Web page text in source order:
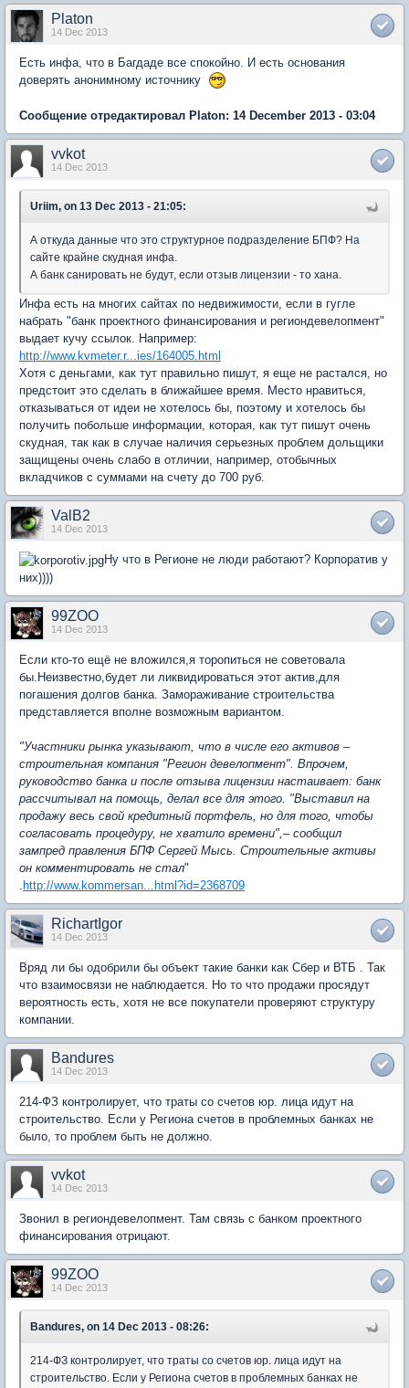
Platon
14 Dec 2013
Есть инфа, что в Багдаде все спокойно. И есть основания
доверять анонимному источнику
Сообщение отредактировал Platon: 14 December 2013 - 03:04
vvkot
14 Dec 2013
Uriim, on 13 Dec 2013 - 21:05:
А откуда данные что это структурное подразделение БПФ? На
сайте крайне скудная инфа.
А банк санировать не будут, если отзыв лицензии - то хана.
Инфа есть на многих сайтах по недвижимости, если в гугле
набрать "банк проектного финансирования и региондевелопмент"
выдает кучу ссылок. Например:
http://www.kvmeter.r...ies/164005.html
Хотя с деньгами, как тут правильно пишут, я еще не растался, но
предстоит это сделать в ближайшее время. Место нравиться,
отказываться от идеи не хотелось бы, поэтому и хотелось бы
получить побольше информации, которая, как тут пишут очень
скудная, так как в случае наличия серьезных проблем дольщики
защищены очень слабо в отличии, например, отобычных
вкладчиков с суммами на счету до 700 руб.
ValB2
14 Dec 2013
Ну что в Регионе не люди работают? Корпоратив у
них))))
99ZOO
14 Dec 2013
Если кто-то ещё не вложился,я торопиться не советовала
бы.Неизвестно,будет ли ликвидироваться этот актив,для
погашения долгов банка. Замораживание строительства
представляется вполне возможным вариантом.
"Участники рынка указывают, что в числе его активов –
строительная компания "Регион девелопмент". Впрочем,
руководство банка и после отзыва лицензии настаивает: банк
рассчитывал на помощь, делал все для этого. "Выставил на
продажу весь свой кредитный портфель, но для того, чтобы
согласовать процедуру, не хватило времени",– сообщил
зампред правления БПФ Сергей Мысь. Строительные активы
он комментировать не стал"
. http://www.kommersan...html?id=2368709
RichartIgor
14 Dec 2013
Вряд ли бы одобрили бы объект такие банки как Сбер и ВТБ . Так
что взаимосвязи не наблюдается. Но то что продажи просядут
вероятность есть, хотя не все покупатели проверяют структуру
компании.
Bandures
14 Dec 2013
214-ФЗ контролирует, что траты со счетов юр. лица идут на
строительство. Если у Региона счетов в проблемных банках не
было, то проблем быть не должно.
vvkot
14 Dec 2013
Звонил в региондевелопмент. Там связь с банком проектного
финансирования отрицают.
99ZOO
14 Dec 2013
Bandures, on 14 Dec 2013 - 08:26:
214-ФЗ контролирует, что траты со счетов юр. лица идут на
строительство. Если у Региона счетов в проблемных банках не